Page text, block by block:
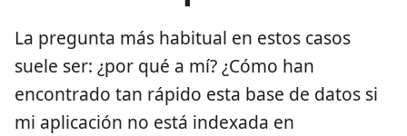
La pregunta más habitual en estos casos
suele ser: ¿por qué a mí? ¿Cómo han
encontrado tan rápido esta base de datos si
mi aplicación no está indexada en